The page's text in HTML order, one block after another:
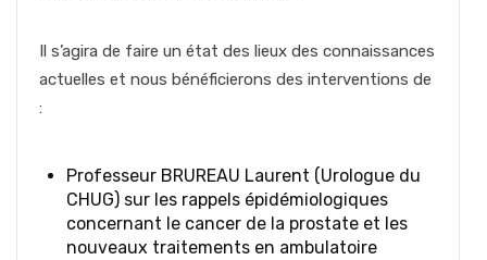
Il s’agira de faire un état des lieux des connaissances
actuelles et nous bénéficierons des interventions de
:
Professeur BRUREAU Laurent (Urologue du
CHUG) sur les rappels épidémiologiques
concernant le cancer de la prostate et les
nouveaux traitements en ambulatoire